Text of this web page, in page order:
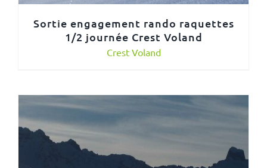
Sortie engagement rando raquettes
1/2 journée Crest Voland
Crest Voland